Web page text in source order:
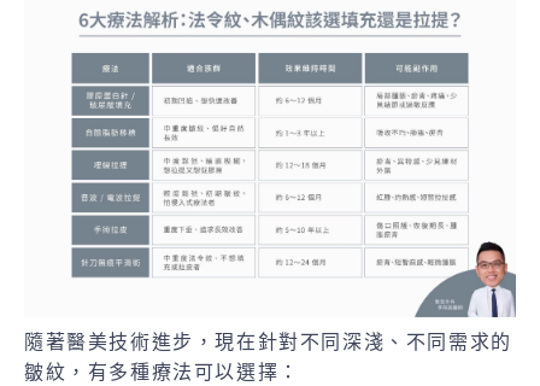
隨著醫美技術進步，現在針對不同深淺、不同需求的
皺紋，有多種療法可以選擇：